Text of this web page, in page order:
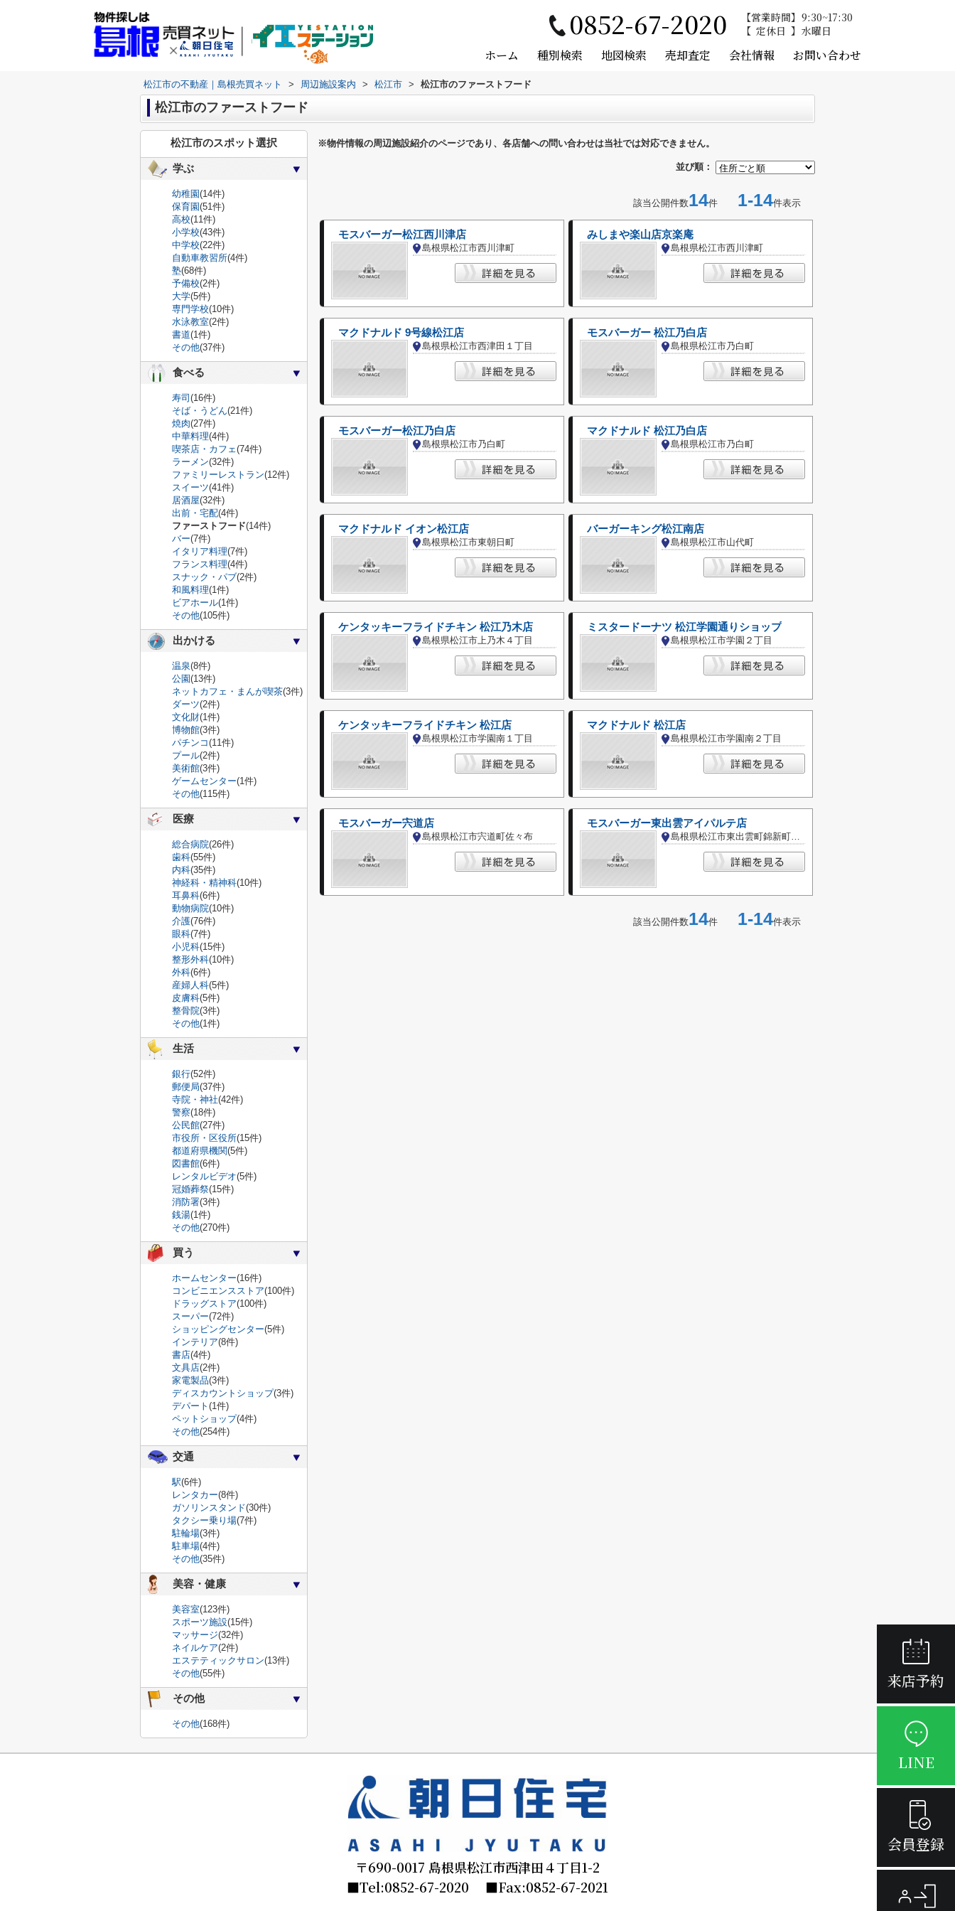
0852-67-2020 営業時間
9:30~17:30
定休日
水曜日
ホーム 種別検索 地図検索 売却査定 会社情報 お問い合わせ
来店予約
LINE
会員登録
松江市の不動産｜島根売買ネット > 周辺施設案内 > 松江市 > 松江市のファーストフード
松江市のファーストフード
※物件情報の周辺施設紹介のページであり、各店舗への問い合わせは当社では対応できません。
並び順：
該当公開件数14件 1-14件表示
モスバーガー松江西川津店
島根県松江市西川津町
みしまや楽山店京楽庵
島根県松江市西川津町
マクドナルド 9号線松江店
島根県松江市西津田１丁目
モスバーガー 松江乃白店
島根県松江市乃白町
モスバーガー松江乃白店
島根県松江市乃白町
マクドナルド 松江乃白店
島根県松江市乃白町
マクドナルド イオン松江店
島根県松江市東朝日町
バーガーキング松江南店
島根県松江市山代町
ケンタッキーフライドチキン 松江乃木店
島根県松江市上乃木４丁目
ミスタードーナツ 松江学園通りショップ
島根県松江市学園２丁目
ケンタッキーフライドチキン 松江店
島根県松江市学園南１丁目
マクドナルド 松江店
島根県松江市学園南２丁目
モスバーガー宍道店
島根県松江市宍道町佐々布
モスバーガー東出雲アイパルテ店
島根県松江市東出雲町錦新町８丁目
該当公開件数14件 1-14件表示
松江市のスポット選択
学ぶ
幼稚園(14件)
保育園(51件)
高校(11件)
小学校(43件)
中学校(22件)
自動車教習所(4件)
塾(68件)
予備校(2件)
大学(5件)
専門学校(10件)
水泳教室(2件)
書道(1件)
その他(37件)
食べる
寿司 (16件)
そば・うどん(21件)
焼肉(27件)
中華料理(4件)
喫茶店・カフェ(74件)
ラーメン(32件)
ファミリーレストラン(12件)
スイーツ(41件)
居酒屋(32件)
出前・宅配(4件)
ファーストフード(14件)
バー(7件)
イタリア料理(7件)
フランス料理(4件)
スナック・パブ(2件)
和風料理(1件)
ビアホール(1件)
その他(105件)
出かける
温泉(8件)
公園(13件)
ネットカフェ・まんが喫茶(3件)
ダーツ(2件)
文化財(1件)
博物館(3件)
パチンコ(11件)
プール(2件)
美術館(3件)
ゲームセンター(1件)
その他(115件)
医療
総合病院(26件)
歯科(55件)
内科(35件)
神経科・精神科(10件)
耳鼻科(6件)
動物病院(10件)
介護(76件)
眼科(7件)
小児科(15件)
整形外科(10件)
外科(6件)
産婦人科(5件)
皮膚科(5件)
整骨院(3件)
その他(1件)
生活
銀行(52件)
郵便局(37件)
寺院・神社(42件)
警察(18件)
公民館(27件)
市役所・区役所(15件)
都道府県機関(5件)
図書館(6件)
レンタルビデオ(5件)
冠婚葬祭(15件)
消防署(3件)
銭湯(1件)
その他(270件)
買う
ホームセンター(16件)
コンビニエンスストア(100件)
ドラッグストア(100件)
スーパー(72件)
ショッピングセンター(5件)
インテリア(8件)
書店(4件)
文具店(2件)
家電製品(3件)
ディスカウントショップ(3件)
デパート (1件)
ペットショップ(4件)
その他(254件)
交通
駅(6件)
レンタカー(8件)
ガソリンスタンド(30件)
タクシー乗り場(7件)
駐輪場(3件)
駐車場(4件)
その他(35件)
美容・健康
美容室(123件)
スポーツ施設(15件)
マッサージ(32件)
ネイルケア(2件)
エステティックサロン(13件)
その他(55件)
その他
その他(168件)
〒690-0017 島根県松江市西津田４丁目1-2
■Tel:0852-67-2020 ■Fax:0852-67-2021